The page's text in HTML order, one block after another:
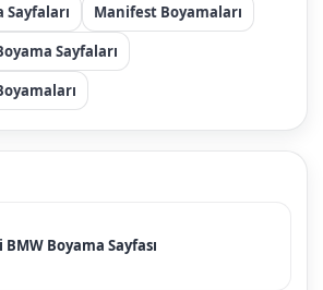
Manifest Boyamaları
Sayfaları
BMW Boyama Sayfası